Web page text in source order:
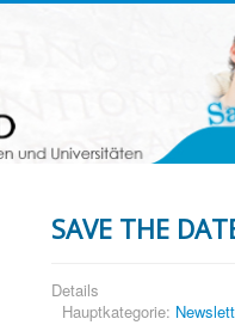
SAVE THE
Details
Hauptkategorie: